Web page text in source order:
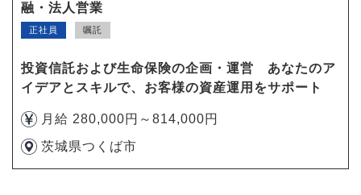
融・法人営業
正社員 嘱託
投資信託および生命保険の企画・運営 あなたのア
イデアとスキルで、お客様の資産運用をサポート
月給 280,000円～814,000円
茨城県つくば市